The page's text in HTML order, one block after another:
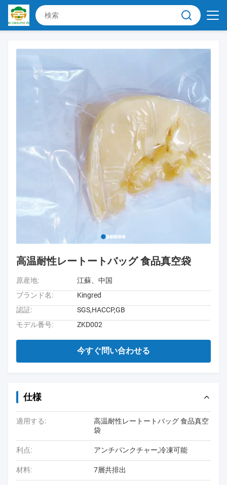
高温耐性レートートバッグ 食品真空袋
原産地:
江蘇、中国
ブランド名:
Kingred
認証:
SGS,HACCP,GB
モデル番号:
ZKD002
今すぐ問い合わせる
仕様
適用する:
高温耐性レートートバッグ 食品真空
袋
利点: アンチパンクチャー,冷凍可能
材料: 7層共排出